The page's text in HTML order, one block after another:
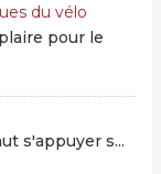
du vélo
pour le
s'appuyer s...